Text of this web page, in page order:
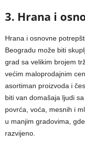
3. Hrana i
Hrana i osnovne
Beogradu može biti
grad sa velikim brojem
većim maloprodajnim
asortiman proizvoda i
biti van domašaja ljudi
povrća, voća, mesnih i
u manjim gradovima,
razvijeno.